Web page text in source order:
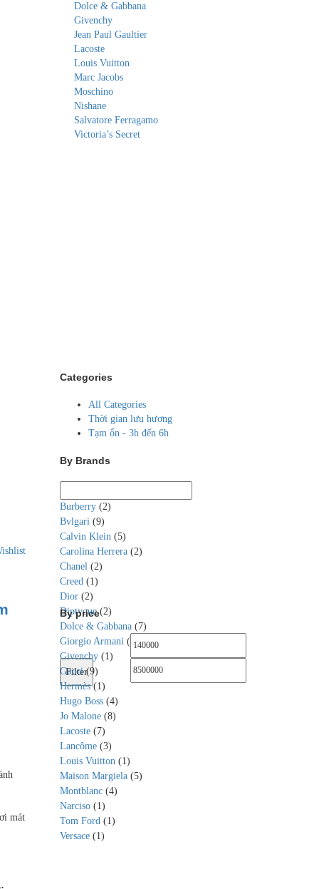
Dolce & Gabbana
Givenchy
Jean Paul Gaultier
Lacoste
Louis Vuitton
Marc Jacobs
Moschino
Nishane
Salvatore Ferragamo
Victoria’s Secret
mát
Categories
All Categories
Thời gian lưu hương
Tạm ổn - 3h đến 6h
By Brands
Burberry (2)
Bvlgari (9)
Calvin Klein (5)
Carolina Herrera (2)
Chanel (2)
Creed (1)
Dior (2)
Diptyque (2)
Dolce & Gabbana (7)
Giorgio Armani (2)
Givenchy (1)
Gucci (9)
Hermès (1)
Hugo Boss (4)
Jo Malone (8)
Lacoste (7)
Lancôme (3)
Louis Vuitton (1)
Maison Margiela (5)
Montblanc (4)
Narciso (1)
Tom Ford (1)
Versace (1)
By price
Min
Filter